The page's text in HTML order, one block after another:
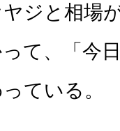
ジと相場
て、「今
ている。